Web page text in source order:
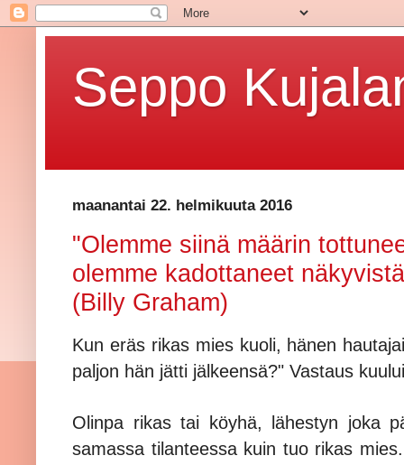
Seppo
maanantai 22. helmikuuta 2016
"Olemme siinä määrin
olemme kadottaneet
(Billy Graham)
Kun eräs rikas mies kuoli, hänen
paljon hän jätti jälkeensä?" Vastaus
Olinpa rikas tai köyhä, lähestyn joka
samassa tilanteessa kuin tuo rikas